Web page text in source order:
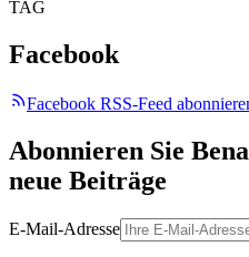
TAG
Facebook
Facebook RSS-Feed
Abonnieren Sie
neue Beiträge
E-Mail-Adresse